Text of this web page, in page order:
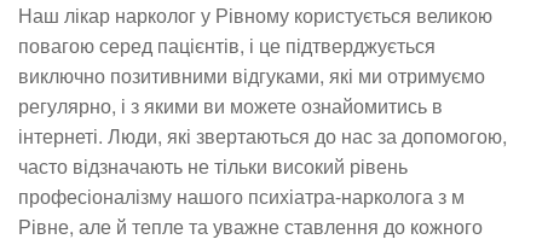
Наш лікар нарколог у Рівному користується великою
повагою серед пацієнтів, і це підтверджується
виключно позитивними відгуками, які ми отримуємо
регулярно, і з якими ви можете ознайомитись в
інтернеті. Люди, які звертаються до нас за допомогою,
часто відзначають не тільки високий рівень
професіоналізму нашого психіатра-нарколога з м
Рівне, але й тепле та уважне ставлення до кожного